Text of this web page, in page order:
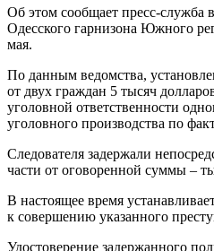
Об этом сообщает пресс-служба
Одесского гарнизона Южного
мая.
По данным ведомства,
от двух граждан 5 тысяч
уголовной ответственности
уголовного производства по
Следователя задержали
части от оговоренной суммы –
В настоящее время
к совершению указанного
Удостоверение задержанного